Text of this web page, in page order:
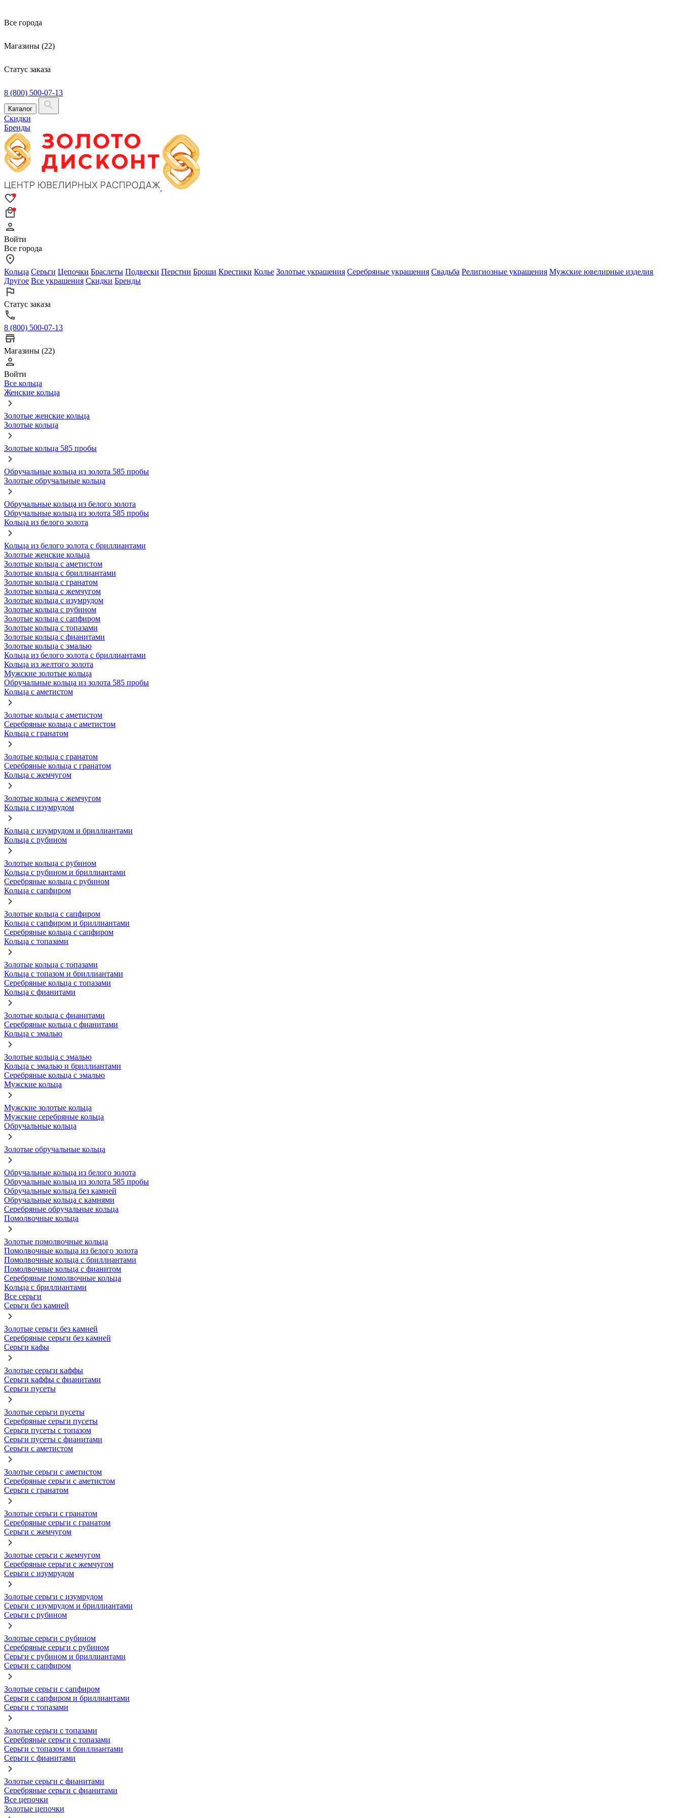
Все города
Магазины (22)
Статус заказа
8 (800) 500-07-13
Каталог
Скидки
Бренды
Войти
Все города
Кольца Серьги Цепочки Браслеты Подвески Перстни Броши Крестики Колье Золотые украшения Серебряные украшения Свадьба Религиозные украшения Мужские ювелирные изделия
Другое Все украшения Скидки Бренды
Статус заказа
8 (800) 500-07-13
Магазины (22)
Войти
Все кольца
Женские кольца
Золотые женские кольца
Золотые кольца
Золотые кольца 585 пробы
Обручальные кольца из золота 585 пробы
Золотые обручальные кольца
Обручальные кольца из белого золота
Обручальные кольца из золота 585 пробы
Кольца из белого золота
Кольца из белого золота с бриллиантами
Золотые женские кольца
Золотые кольца с аметистом
Золотые кольца с бриллиантами
Золотые кольца с гранатом
Золотые кольца с жемчугом
Золотые кольца с изумрудом
Золотые кольца с рубином
Золотые кольца с сапфиром
Золотые кольца с топазами
Золотые кольца с фианитами
Золотые кольца с эмалью
Кольца из белого золота с бриллиантами
Кольца из желтого золота
Мужские золотые кольца
Обручальные кольца из золота 585 пробы
Кольца с аметистом
Золотые кольца с аметистом
Серебряные кольца с аметистом
Кольца с гранатом
Золотые кольца с гранатом
Серебряные кольца с гранатом
Кольца с жемчугом
Золотые кольца с жемчугом
Кольца с изумрудом
Кольца с изумрудом и бриллиантами
Кольца с рубином
Золотые кольца с рубином
Кольца с рубином и бриллиантами
Серебряные кольца с рубином
Кольца с сапфиром
Золотые кольца с сапфиром
Кольца с сапфиром и бриллиантами
Серебряные кольца с сапфиром
Кольца с топазами
Золотые кольца с топазами
Кольца с топазом и бриллиантами
Серебряные кольца с топазами
Кольца с фианитами
Золотые кольца с фианитами
Серебряные кольца с фианитами
Кольца с эмалью
Золотые кольца с эмалью
Кольца с эмалью и бриллиантами
Серебряные кольца с эмалью
Мужские кольца
Мужские золотые кольца
Мужские серебряные кольца
Обручальные кольца
Золотые обручальные кольца
Обручальные кольца из белого золота
Обручальные кольца из золота 585 пробы
Обручальные кольца без камней
Обручальные кольца с камнями
Серебряные обручальные кольца
Помолвочные кольца
Золотые помолвочные кольца
Помолвочные кольца из белого золота
Помолвочные кольца с бриллиантами
Помолвочные кольца с фианитом
Серебряные помолвочные кольца
Кольца с бриллиантами
Все серьги
Серьги без камней
Золотые серьги без камней
Серебряные серьги без камней
Серьги кафы
Золотые серьги каффы
Серьги каффы с фианитами
Серьги пусеты
Золотые серьги пусеты
Серебряные серьги пусеты
Серьги пусеты с топазом
Серьги пусеты с фианитами
Серьги с аметистом
Золотые серьги с аметистом
Серебряные серьги с аметистом
Серьги с гранатом
Золотые серьги с гранатом
Серебряные серьги с гранатом
Серьги с жемчугом
Золотые серьги с жемчугом
Серебряные серьги с жемчугом
Серьги с изумрудом
Золотые серьги с изумрудом
Серьги с изумрудом и бриллиантами
Серьги с рубином
Золотые серьги с рубином
Серебряные серьги с рубином
Серьги с рубином и бриллиантами
Серьги с сапфиром
Золотые серьги с сапфиром
Серьги с сапфиром и бриллиантами
Серьги с топазами
Золотые серьги с топазами
Серебряные серьги с топазами
Серьги с топазом и бриллиантами
Серьги с фианитами
Золотые серьги с фианитами
Серебряные серьги с фианитами
Все цепочки
Золотые цепочки